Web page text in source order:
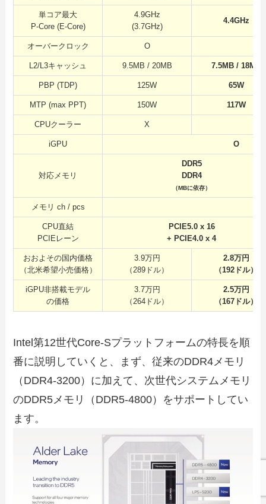
単コア最大
P-Core (E-Core)
4.9GHz
(3.7GHz)
4.4GHz
オーバークロック O
L2/L3キャッシュ 9.5MB / 20MB 7.5MB / 18MB
PBP (TDP) 125W 65W
MTP (max PPT) 150W 117W
CPUクーラー X
iGPU O
対応メモリ
DDR5
DDR4
（MBに依存）
メモリ ch / pcs
CPU直結
PCIEレーン
PCIE5.0 x 16
+ PCIE4.0 x 4
おおよその国内価格
（北米希望小売価格）
3.9万円
（289ドル）
2.8万円
（192ドル）
iGPU非搭載モデル
の価格
3.7万円
（264ドル）
2.5万円
（167ドル）
Intel第12世代Core-Sプラットフォームの特長を順
番に説明していくと、まず、従来のDDR4メモリ
（DDR4-3200）に加えて、次世代システムメモリ
のDDR5メモリ（DDR5-4800）をサポートしてい
ます。